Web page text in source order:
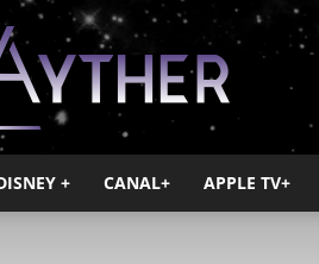
Ayther
+ CANAL+ APPLE TV+